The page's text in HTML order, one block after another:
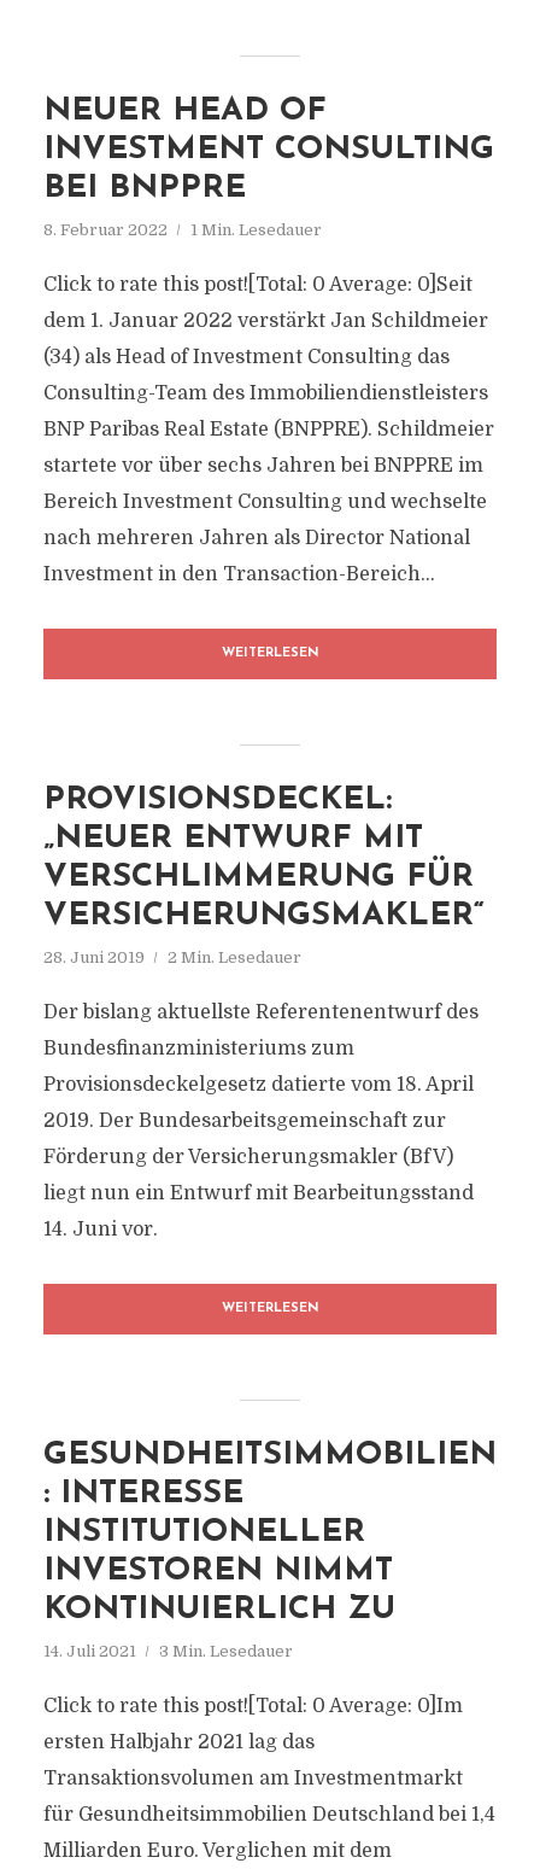
NEUER HEAD OF
INVESTMENT CONSULTING
BEI BNPPRE
8. Februar 2022 1 Min. Lesedauer
Click to rate this post![Total: 0 Average: 0]Seit
dem 1. Januar 2022 verstärkt Jan Schildmeier
(34) als Head of Investment Consulting das
Consulting-Team des Immobiliendienstleisters
BNP Paribas Real Estate (BNPPRE). Schildmeier
startete vor über sechs Jahren bei BNPPRE im
Bereich Investment Consulting und wechselte
nach mehreren Jahren als Director National
Investment in den Transaction-Bereich...
WEITERLESEN
PROVISIONSDECKEL:
„NEUER ENTWURF MIT
VERSCHLIMMERUNG FÜR
VERSICHERUNGSMAKLER“
28. Juni 2019 2 Min. Lesedauer
Der bislang aktuellste Referentenentwurf des
Bundesfinanzministeriums zum
Provisionsdeckelgesetz datierte vom 18. April
2019. Der Bundesarbeitsgemeinschaft zur
Förderung der Versicherungsmakler (BfV)
liegt nun ein Entwurf mit Bearbeitungsstand
14. Juni vor.
WEITERLESEN
GESUNDHEITSIMMOBILIEN
: INTERESSE
INSTITUTIONELLER
INVESTOREN NIMMT
KONTINUIERLICH ZU
14. Juli 2021 3 Min. Lesedauer
Click to rate this post![Total: 0 Average: 0]Im
ersten Halbjahr 2021 lag das
Transaktionsvolumen am Investmentmarkt
für Gesundheitsimmobilien Deutschland bei 1,4
Milliarden Euro. Verglichen mit dem